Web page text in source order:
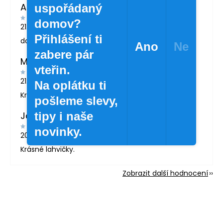
Andrea Žáčková
21.5.2026
doporučuji
MARTINA LONDINOVÁ
21.5.2026
Krásné zboží
Jana Svatošová
20.4.2026
Krásné lahvičky.
Zobrazit další hodnocení
uspořádaný
domov?
Přihlášení ti
zabere pár
vteřin.
Na oplátku ti
pošleme slevy,
tipy i naše
novinky.
Ano Ne